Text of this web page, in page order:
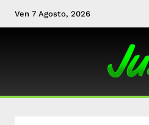
Ven 7 Agosto, 2026